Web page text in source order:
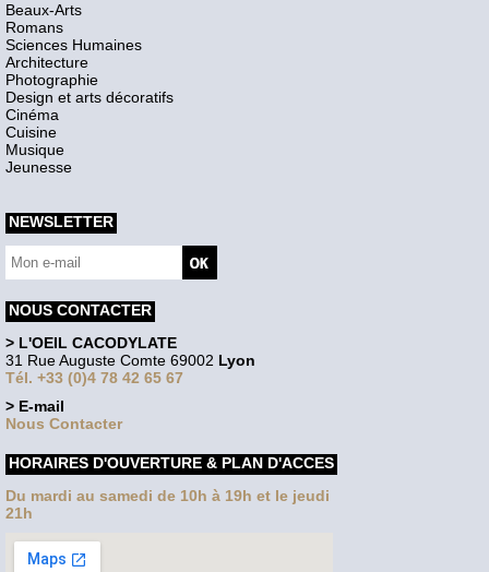
Beaux-Arts
Romans
Sciences Humaines
Architecture
Photographie
Design et arts décoratifs
Cinéma
Cuisine
Musique
Jeunesse
NEWSLETTER
NOUS CONTACTER
> L'OEIL CACODYLATE
31 Rue Auguste Comte 69002 Lyon
Tél. +33 (0)4 78 42 65 67
> E-mail
Nous Contacter
HORAIRES D'OUVERTURE & PLAN D'ACCES
Du mardi au samedi de 10h à 19h et le jeudi
21h